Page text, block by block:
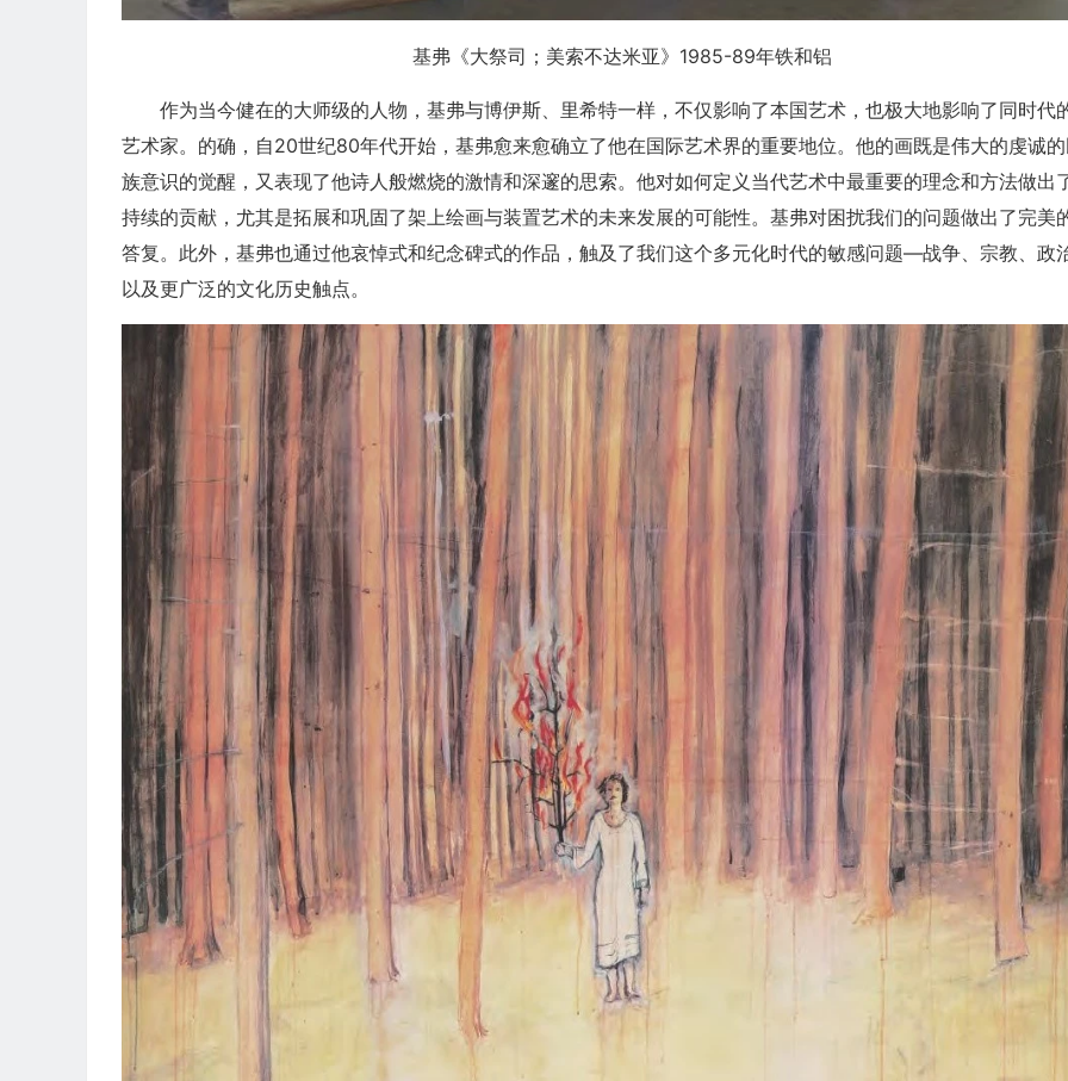
基弗《大祭司；美索不达米亚》1985-89年铁和铝
作为当今健在的大师级的人物，基弗与博伊斯、里希特一样，不仅影响了本国艺术，也极大地影响了同时代
艺术家。的确，自20世纪80年代开始，基弗愈来愈确立了他在国际艺术界的重要地位。他的画既是伟大的虔诚
族意识的觉醒，又表现了他诗人般燃烧的激情和深邃的思索。他对如何定义当代艺术中最重要的理念和方法做出
持续的贡献，尤其是拓展和巩固了架上绘画与装置艺术的未来发展的可能性。基弗对困扰我们的问题做出了完美
答复。此外，基弗也通过他哀悼式和纪念碑式的作品，触及了我们这个多元化时代的敏感问题―战争、宗教、政
以及更广泛的文化历史触点。